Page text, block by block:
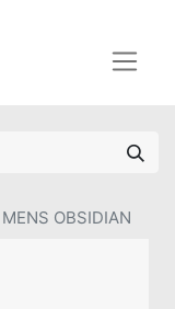
OBSIDIAN